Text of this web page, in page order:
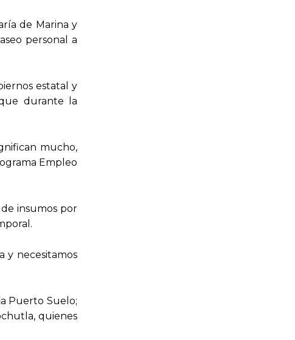
de Marina y
personal a
estatal y
durante la
mucho,
Empleo
insumos por
y necesitamos
Puerto Suelo;
quienes